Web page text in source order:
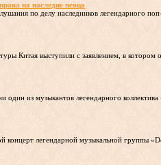
на наследие певца
по делу наследников легендарного
Китая выступили с заявлением, в
из музыкантов легендарного
легендарной музыкальной группы